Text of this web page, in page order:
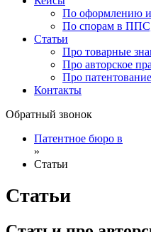
По оформлению
По спорам в
Статьи
Про товарные
Про авторское
Про патентование
Контакты
Обратный звонок
Патентное бюро в
»
Статьи
Статьи